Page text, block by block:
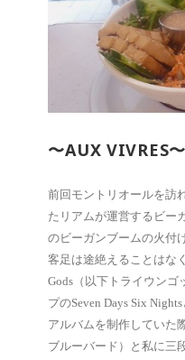
〜AUX VIVRES〜
前回モントリオールを訪
たリアムが運営するビー
のビーガンブームの火付
客足は途絶えることはな
Gods（以下トライウン
プのSeven Days Six
アルバムを制作していた
ブルーバード）と私に三